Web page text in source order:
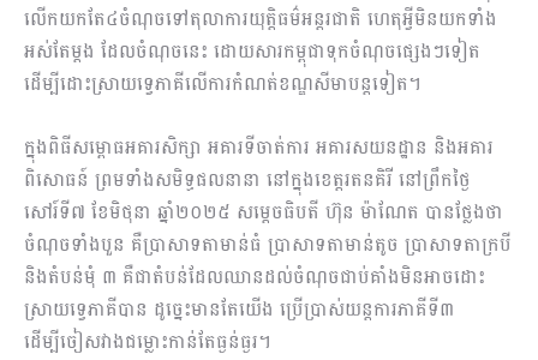
លើកយកតែ៤ចំណុចទៅតុលាការយុត្តិធម៌អន្តរជាតិ ហេតុអ្វីមិនយកទាំង
អស់តែម្តង ដែលចំណុចនេះ ដោយសារកម្ពុជាទុកចំណុចផ្សេងៗទៀត
ដើម្បីដោះស្រាយទ្វេភាគីលើការកំណត់ខណ្ឌសីមាបន្តទៀត។
ក្នុងពិធីសម្ពោធអគារសិក្សា អគារទីចាត់ការ អគារសយនដ្ឋាន និងអគារ
ពិសោធន៍ ព្រមទាំងសមិទ្ធផលនានា នៅក្នុងខេត្តរតនគិរី នៅព្រឹកថ្ងៃ
សៅរ៍ទី៧ ខែមិថុនា ឆ្នាំ២០២៥ សម្តេចធិបតី ហ៊ុន ម៉ាណែត បានថ្លែងថា
ចំណុចទាំងបួន គឺប្រាសាទតាមាន់ធំ ប្រាសាទតាមាន់តូច ប្រាសាទតាក្របី
និងតំបន់មុំ ៣ គឺជាតំបន់ដែលឈានដល់ចំណុចជាប់គាំងមិនអាចដោះ
ស្រាយទ្វេភាគីបាន ដូច្នេះមានតែយើង ប្រើប្រាស់យន្តការភាគីទី៣
ដើម្បីចៀសវាងជម្លោះកាន់តែធ្ងន់ធ្ងរ។